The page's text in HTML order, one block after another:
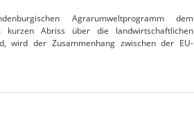
Agrarumweltprogramm dem
kurzen Abriss über die landwirtschaftlichen
wird der Zusammenhang zwischen der EU-